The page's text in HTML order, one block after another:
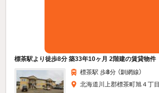
標茶駅より徒歩8分 築33年10ヶ月 2階建の賃貸物件
標茶駅 歩8分 （釧網線）
北海道川上郡標茶町旭４丁目